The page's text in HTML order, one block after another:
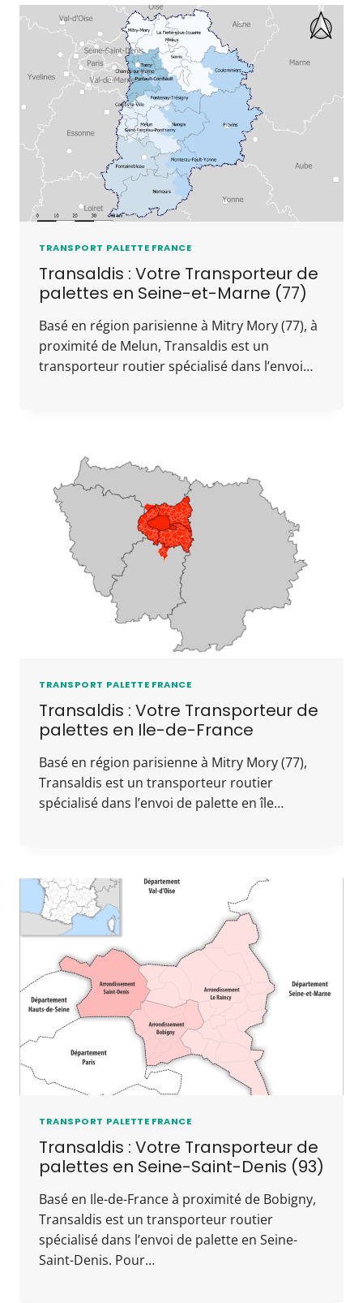
TRANSPORT PALETTE FRANCE
Transaldis : Votre Transporteur de
palettes en Seine-et-Marne (77)
Basé en région parisienne à Mitry Mory (77), à
proximité de Melun, Transaldis est un
transporteur routier spécialisé dans l’envoi…
TRANSPORT PALETTE FRANCE
Transaldis : Votre Transporteur de
palettes en Ile-de-France
Basé en région parisienne à Mitry Mory (77),
Transaldis est un transporteur routier
spécialisé dans l’envoi de palette en île…
TRANSPORT PALETTE FRANCE
Transaldis : Votre Transporteur de
palettes en Seine-Saint-Denis (93)
Basé en Ile-de-France à proximité de Bobigny,
Transaldis est un transporteur routier
spécialisé dans l’envoi de palette en Seine-
Saint-Denis. Pour…